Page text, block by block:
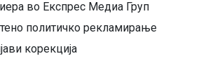
во Експрес Медиа Груп
политичко рекламирање
корекција